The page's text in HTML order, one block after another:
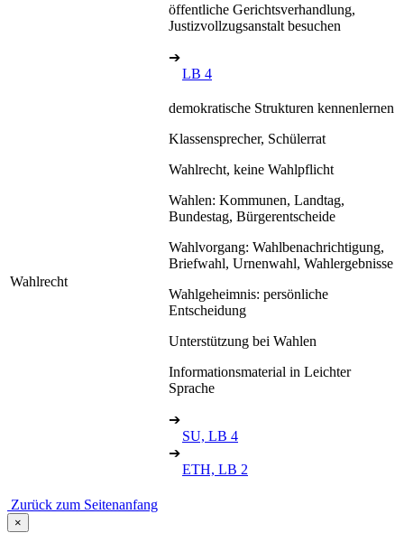
öffentliche Gerichtsverhandlung,
Justizvollzugsanstalt besuchen
➔
LB 4
Wahlrecht
demokratische Strukturen kennenlernen
Klassensprecher, Schülerrat
Wahlrecht, keine Wahlpflicht
Wahlen: Kommunen, Landtag,
Bundestag, Bürgerentscheide
Wahlvorgang: Wahlbenachrichtigung,
Briefwahl, Urnenwahl, Wahlergebnisse
Wahlgeheimnis: persönliche
Entscheidung
Unterstützung bei Wahlen
Informationsmaterial in Leichter
Sprache
➔
SU, LB 4
➔
ETH, LB 2
Zurück zum Seitenanfang
×